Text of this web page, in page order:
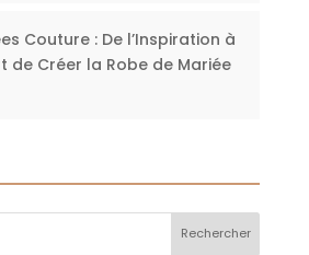
Couture : De l’Inspiration à
de Créer la Robe de Mariée